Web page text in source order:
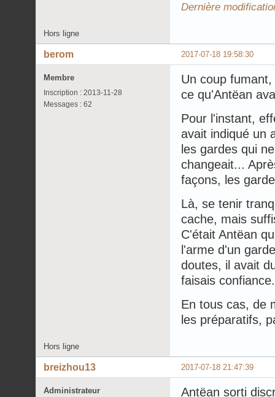
Dernière
Hors ligne
2017-07-18 19:58:30
berom
Membre
Inscription : 2013-11-28
Messages : 62
Un coup
ce qu'Antëan
Pour l'instant,
avait indiqué un
les gardes qui
changeait...
façons, les
Là, se tenir
cache, mais
C'était Antëan
l'arme d'un
doutes, il avait
faisais confiance.
En tous cas, de
les préparatifs,
Hors ligne
2017-07-18 21:47:39
breizhou13
Administrateur Antëan sorti